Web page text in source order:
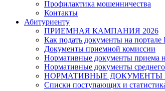
Профилактика мошенничества
Контакты
Абитуриенту
ПРИЕМНАЯ КАМПАНИЯ 2026
Как подать документы на портале
Документы приемной комиссии
Нормативные документы приема
Нормативные документы
НОРМАТИВНЫЕ ДОКУМЕНТЫ
Списки поступающих и